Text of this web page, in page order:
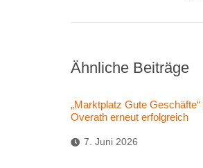
Ähnliche Beiträge
„Marktplatz Gute Geschäfte“
Overath erneut erfolgreich
7. Juni 2026